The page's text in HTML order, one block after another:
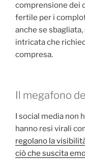
comprensione dei
fertile per i
anche se
intricata che
compresa.
Il megafono
I social media non
hanno resi virali
regolano la
ciò che suscita